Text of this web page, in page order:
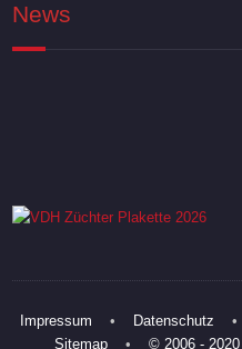
News
Impressum • Datenschutz
Sitemap• © 2006 - 2020